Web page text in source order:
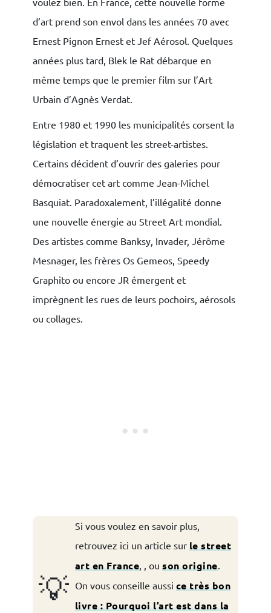
d’art prend son envol dans les années 70 avec
Ernest Pignon Ernest et Jef Aérosol. Quelques
années plus tard, Blek le Rat débarque en
même temps que le premier film sur l’Art
Urbain d’Agnès Verdat.
Entre 1980 et 1990 les municipalités corsent la
législation et traquent les street-artistes.
Certains décident d’ouvrir des galeries pour
démocratiser cet art comme Jean-Michel
Basquiat. Paradoxalement, l’illégalité donne
une nouvelle énergie au Street Art mondial.
Des artistes comme Banksy, Invader, Jérôme
Mesnager, les frères Os Gemeos, Speedy
Graphito ou encore JR émergent et
imprègnent les rues de leurs pochoirs, aérosols
ou collages.
💡
Si vous voulez en savoir plus,
retrouvez ici un article sur le street
art en France, , ouson origine.
On vous conseille aussi ce très bon
livre : Pourquoi l’art est dans la